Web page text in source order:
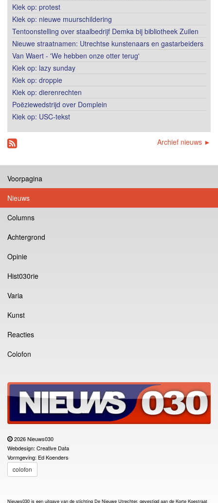
Kiek op: protest
Kiek op: nieuwe muurschildering
Tentoonstelling over staalbedrijf Demka bij bibliotheek Zuilen
Nieuwe straatnamen: Utrechtse kunstenaars en gastarbeiders
Van Waert - 'We hebben onze otter terug'
Kiek op: lazy sunday
Kiek op: droppie
Kiek op: dierenrechten
Poëziewedstrijd over Domplein
Kiek op: USC-tekst
Archief nieuws ►
Voorpagina
Nieuws
Columns
Achtergrond
Opinie
Hist030rie
Varia
Kunst
Reacties
Colofon
2026 Nieuws030
Webdesign: Creative Data
Vormgeving: Ed Koenders
colofon
Nieuws030 is een uitgave van de stichting De Nieuwe Utrechter, gevestigd aan de Korte Koestraat